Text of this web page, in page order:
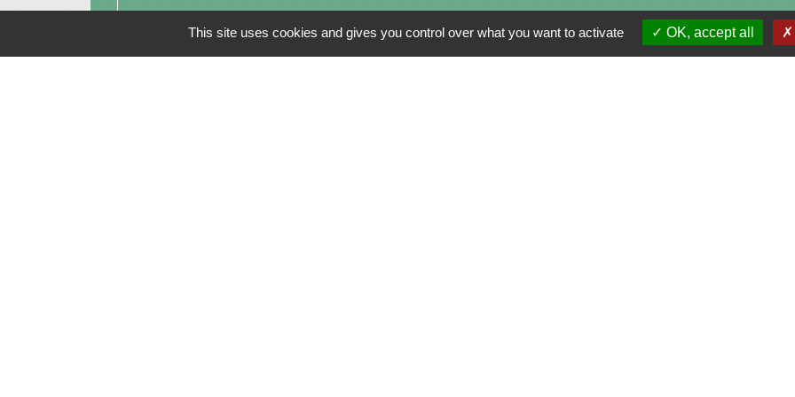
This site uses cookies and gives you control over what you want to activate OK, accept all